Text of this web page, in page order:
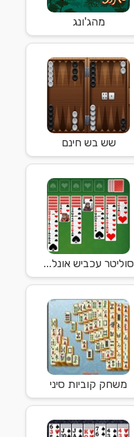
מהג'ונג
שש בש חינם
סוליטר עכביש אונל...
משחק קוביות סיני